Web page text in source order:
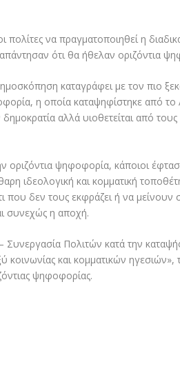
να πραγματοποιηθεί η
ότι θα ήθελαν οριζόντια
καταγράφει με τον πιο
η οποία καταψηφίστηκε από το
αλλά υιοθετείται από τους
οριζόντια ψηφοφορία, κάποιοι
ιδεολογική και κομματική
δεν τους εκφράζει ή να μείνουν
συνεχώς η αποχή.
Πολιτών κατά την
κοινωνίας και κομματικών ηγεσιών»,
ψηφοφορίας.